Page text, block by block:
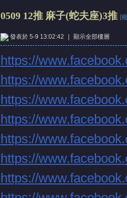
›
0509 12推 麻子(蛇夫座)3推 [
發表於 5-9 13:02:42 顯示全部樓層
https://
https://
https://
https://
https://
https://
https://